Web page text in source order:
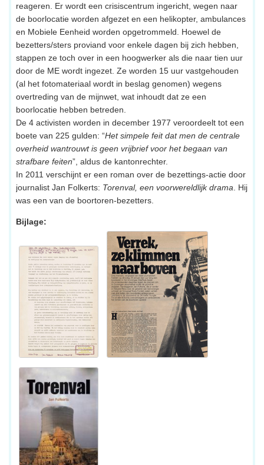
reageren. Er wordt een crisiscentrum ingericht, wegen naar
de boorlocatie worden afgezet en een helikopter, ambulances
en Mobiele Eenheid worden opgetrommeld. Hoewel de
bezetters/sters proviand voor enkele dagen bij zich hebben,
stappen ze toch over in een hoogwerker als die naar tien uur
door de ME wordt ingezet. Ze worden 15 uur vastgehouden
(al het fotomateriaal wordt in beslag genomen) wegens
overtreding van de mijnwet, wat inhoudt dat ze een
boorlocatie hebben betreden.
De 4 activisten worden in december 1977 veroordeelt tot een
boete van 225 gulden: “Het simpele feit dat men de centrale
overheid wantrouwt is geen vrijbrief voor het begaan van
strafbare feiten”, aldus de kantonrechter.
In 2011 verschijnt er een roman over de bezettings-actie door
journalist Jan Folkerts: Torenval, een voorwereldlijk drama . Hij
was een van de boortoren-bezetters.
Bijlage: